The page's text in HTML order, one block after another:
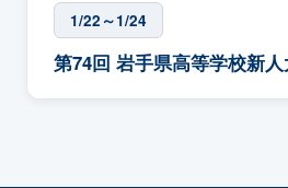
1/22～1/24
第74回 岩手県高等学校新